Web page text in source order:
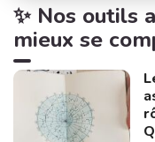
✨ Nos outils
mieux se